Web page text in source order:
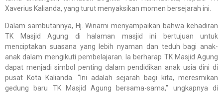
Xaverius Kalianda, yang turut menyaksikan momen bersejarah ini.
Dalam sambutannya, Hj. Winarni menyampaikan bahwa kehadiran
TK Masjid Agung di halaman masjid ini bertujuan untuk
menciptakan suasana yang lebih nyaman dan teduh bagi anak-
anak dalam mengikuti pembelajaran. Ia berharap TK Masjid Agung
dapat menjadi simbol penting dalam pendidikan anak usia dini di
pusat Kota Kalianda. “Ini adalah sejarah bagi kita, meresmikan
gedung baru TK Masjid Agung bersama-sama,” ungkapnya di